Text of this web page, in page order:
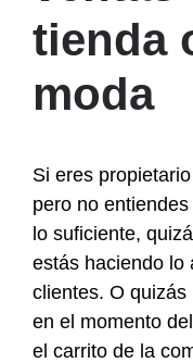
tienda
moda
Si eres
pero no
lo suficiente,
estás haciendo lo
clientes. O
en el momento
el carrito de la